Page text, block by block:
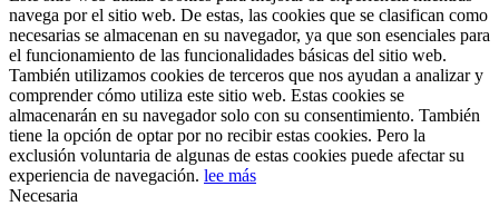
navega por el sitio web. De estas, las cookies que se clasifican como
necesarias se almacenan en su navegador, ya que son esenciales para
el funcionamiento de las funcionalidades básicas del sitio web.
También utilizamos cookies de terceros que nos ayudan a analizar y
comprender cómo utiliza este sitio web. Estas cookies se
almacenarán en su navegador solo con su consentimiento. También
tiene la opción de optar por no recibir estas cookies. Pero la
exclusión voluntaria de algunas de estas cookies puede afectar su
experiencia de navegación. lee más
Necesaria